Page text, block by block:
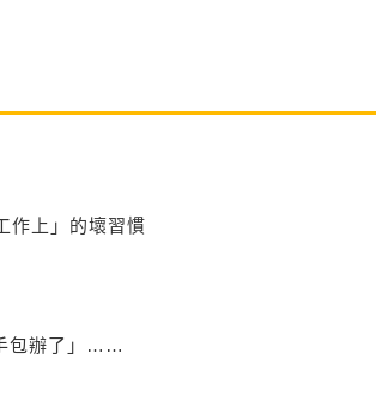
作上」的壞習慣
亂的時候……
的經驗
「好忙」
局與界限
自己一手包辦了」……
主張
出道歉信……